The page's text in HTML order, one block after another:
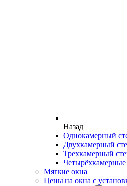
Назад
Однокамерный
Двухкамерный
Трехкамерный
Четырёхкамерные
Мягкие окна
Цены на окна с